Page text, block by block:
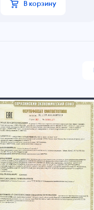
В корзину